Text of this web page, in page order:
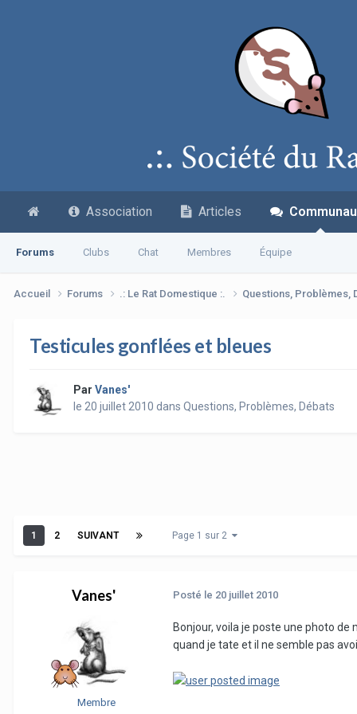
Association Articles
Forums Clubs Chat Membres Équipe
Accueil Forums .: Le Rat Domestique :. Questions, Problèmes,
Testicules gonflées et bleues
Par Vanes'
le 20 juillet 2010 dans Questions, Problèmes, Débats
1 2 SUIVANT Page 1 sur 2
Vanes'
Membre
Posté le 20 juillet 2010
Bonjour, voila je poste une photo
quand je tate et il ne semble pas